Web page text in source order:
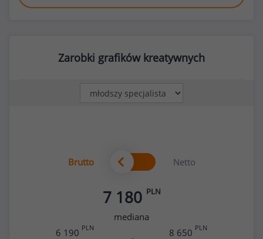
Zarobki grafików kreatywnych
Brutto Netto
7 180 PLN
mediana
6 190 PLN 8 650 PLN